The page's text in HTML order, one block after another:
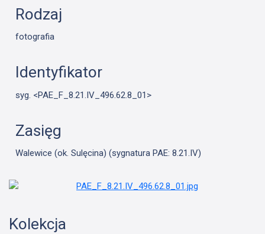
Rodzaj
fotografia
Identyfikator
syg. <PAE_F_8.21.IV_496.62.8_01>
Zasięg
Walewice (ok. Sulęcina) (sygnatura PAE: 8.21.IV)
Kolekcja